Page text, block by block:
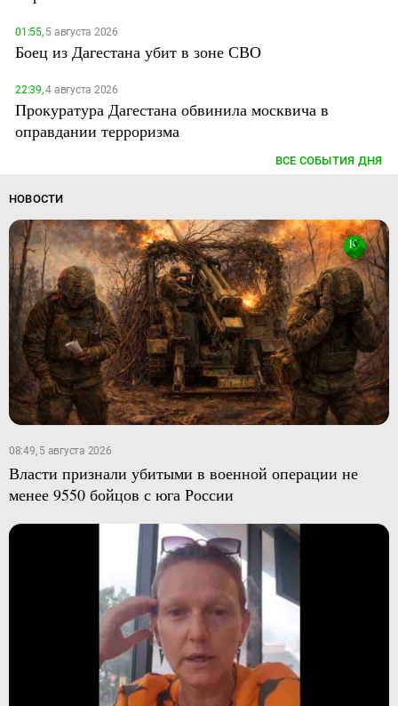
01:55,5 августа 2026
Боец из Дагестана убит в зоне СВО
22:39,4 августа 2026
Прокуратура Дагестана обвинила москвича в
оправдании терроризма
ВСЕ СОБЫТИЯ ДНЯ
НОВОСТИ
08:49, 5 августа 2026
Власти признали убитыми в военной операции не
менее 9550 бойцов с юга России